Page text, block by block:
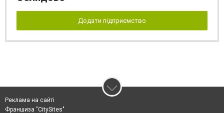
Додати підприємство
Реклама на сайті
Франшиза "CitySites"